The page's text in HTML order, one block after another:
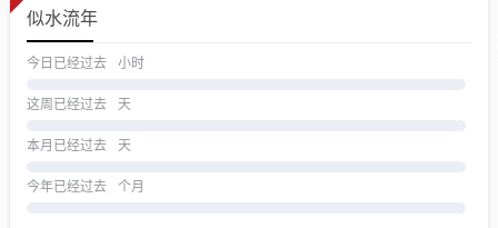
似水流年
今日已经过去 小时
这周已经过去 天
本月已经过去 天
今年已经过去 个月